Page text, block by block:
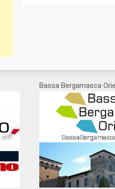
Bassa Bergamasca